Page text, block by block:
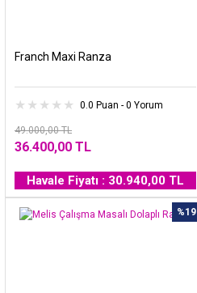
Franch Maxi Ranza
0.0 Puan - 0 Yorum
49.000,00 TL
36.400,00 TL
Havale Fiyatı : 30.940,00 TL
%19